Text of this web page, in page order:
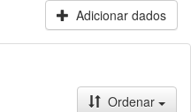
Adicionar dados
Ordenar